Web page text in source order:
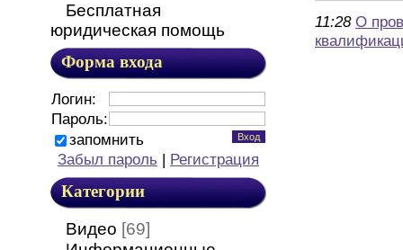
Бесплатная
юридическая помощь
Форма входа
Логин:
Пароль:
запомнить
Забыл пароль | Регистрация
Категории
Видео [69]
11:28 О